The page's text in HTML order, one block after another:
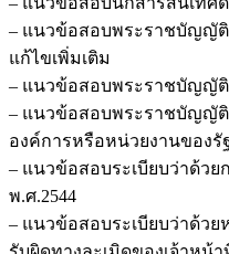
– แนวข้อสอบพระราชบัญญั
แก้ไขเพิ่มเติม
– แนวข้อสอบพระราชบัญญั
– แนวข้อสอบพระราชบัญญั
องค์การหรือหน่วยงานของรั
– แนวข้อสอบระเบียบว่าด้ว
พ.ศ.2544
– แนวข้อสอบระเบียบว่าด้ว